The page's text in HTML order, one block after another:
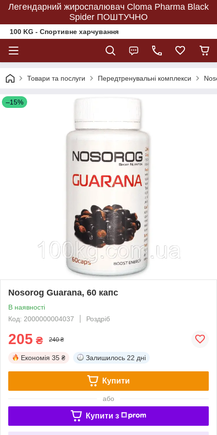
Легендарний жироспалювач Cloma Pharma Black
Spider ПОШТУЧНО
100 KG - Спортивне харчування
Товари та послуги Передтренувальні комплекси
–15%
Nosorog Guarana, 60 капс
В наявності
Код: 2000000004037
Роздріб
205 ₴ 240 ₴
Економія 35 ₴ Залишилось 22 дні
Купити
або
Купити з